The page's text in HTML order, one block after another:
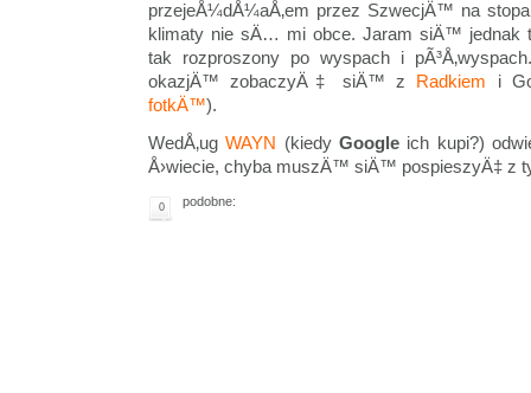
przejeÅ¼dÅ¼aÅ‚em przez SzwecjÄ™ na
klimaty nie sÄ… mi obce. Jaram siÄ™ jednak
tak rozproszony po wyspach i
okazjÄ™ zobaczyÄ‡ siÄ™ z Radkiem i
fotkÄ™).
WedÅ‚ugWAYN (kiedyGoogle ich kupi?)
Å›wiecie, chyba muszÄ™ siÄ™ pospieszyÄ‡ z
0 podobne: